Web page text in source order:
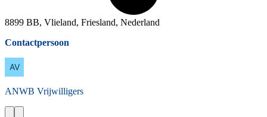
8899 BB, Vlieland, Friesland, Nederland
Contactpersoon
ANWB Vrijwilligers